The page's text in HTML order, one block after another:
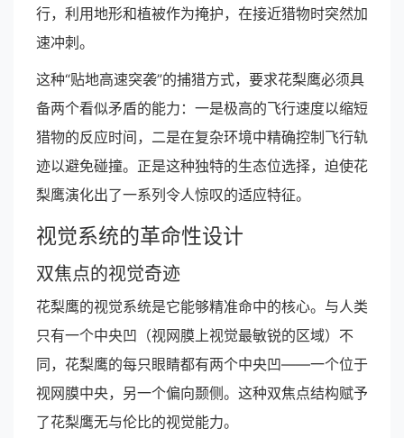
行，利用地形和植被作为掩护，在接近猎物时突然加
速冲刺。
这种“贴地高速突袭”的捕猎方式，要求花梨鹰必须具
备两个看似矛盾的能力：一是极高的飞行速度以缩短
猎物的反应时间，二是在复杂环境中精确控制飞行轨
迹以避免碰撞。正是这种独特的生态位选择，迫使花
梨鹰演化出了一系列令人惊叹的适应特征。
视觉系统的革命性设计
双焦点的视觉奇迹
花梨鹰的视觉系统是它能够精准命中的核心。与人类
只有一个中央凹（视网膜上视觉最敏锐的区域）不
同，花梨鹰的每只眼睛都有两个中央凹——一个位于
视网膜中央，另一个偏向颞侧。这种双焦点结构赋予
了花梨鹰无与伦比的视觉能力。